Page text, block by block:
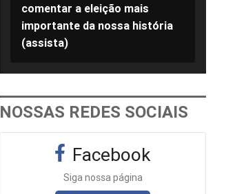
comentar a eleição mais
importante da nossa história
(assista)
NOSSAS REDES SOCIAIS
Facebook
Siga nossa página